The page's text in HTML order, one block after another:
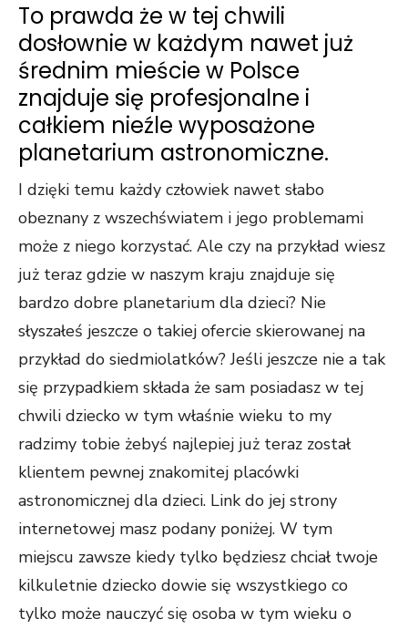
To prawda że w tej chwili
dosłownie w każdym nawet już
średnim mieście w Polsce
znajduje się profesjonalne i
całkiem nieźle wyposażone
planetarium astronomiczne.
I dzięki temu każdy człowiek nawet słabo
obeznany z wszechświatem i jego problemami
może z niego korzystać. Ale czy na przykład wiesz
już teraz gdzie w naszym kraju znajduje się
bardzo dobre planetarium dla dzieci? Nie
słyszałeś jeszcze o takiej ofercie skierowanej na
przykład do siedmiolatków? Jeśli jeszcze nie a tak
się przypadkiem składa że sam posiadasz w tej
chwili dziecko w tym właśnie wieku to my
radzimy tobie żebyś najlepiej już teraz został
klientem pewnej znakomitej placówki
astronomicznej dla dzieci. Link do jej strony
internetowej masz podany poniżej. W tym
miejscu zawsze kiedy tylko będziesz chciał twoje
kilkuletnie dziecko dowie się wszystkiego co
tylko może nauczyć się osoba w tym wieku o